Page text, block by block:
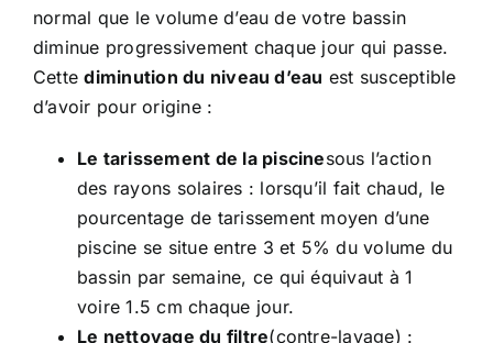
normal que le volume d’eau de votre bassin
diminue progressivement chaque jour qui passe.
Cettediminution du niveau d’eau est susceptible
d’avoir pour origine :
Le tarissement de la piscinesous l’action
des rayons solaires : lorsqu’il fait chaud, le
pourcentage de tarissement moyen d’une
piscine se situe entre 3 et 5% du volume du
bassin par semaine, ce qui équivaut à 1
voire 1.5 cm chaque jour.
Le nettoyage du filtre(contre-lavage) :